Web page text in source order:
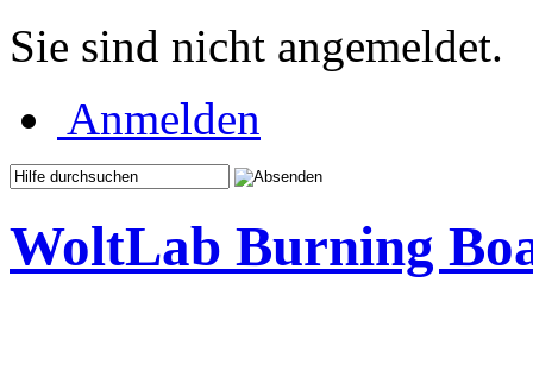
Sie sind nicht angemeldet.
Anmelden
WoltLab Burning